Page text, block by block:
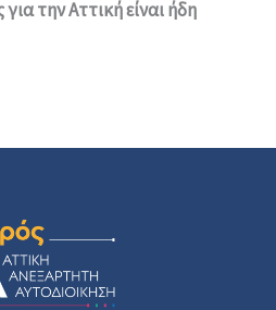
την Αττική είναι ήδη